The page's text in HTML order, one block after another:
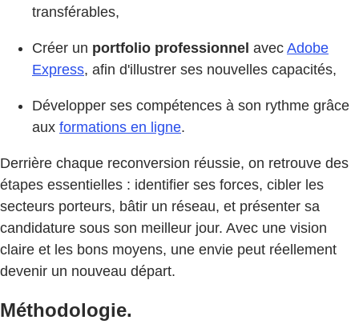
transférables,
Créer un portfolio professionnel avec Adobe
Express, afin d'illustrer ses nouvelles capacités,
Développer ses compétences à son rythme grâce
aux formations en ligne.
Derrière chaque reconversion réussie, on retrouve des
étapes essentielles : identifier ses forces, cibler les
secteurs porteurs, bâtir un réseau, et présenter sa
candidature sous son meilleur jour. Avec une vision
claire et les bons moyens, une envie peut réellement
devenir un nouveau départ.
Méthodologie.